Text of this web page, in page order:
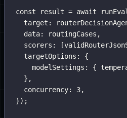
const result = await
target :
data:
routingCases,
scorers :
targetOptions :
{
modelSettings : {
},
concurrency: 3,
});